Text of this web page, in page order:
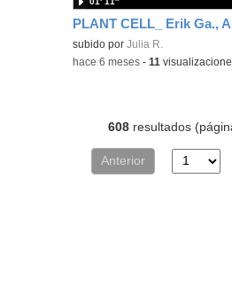
Contenido educativo.
subido porJulia R.
-hace 6 meses -11
608 resultados
Anterior